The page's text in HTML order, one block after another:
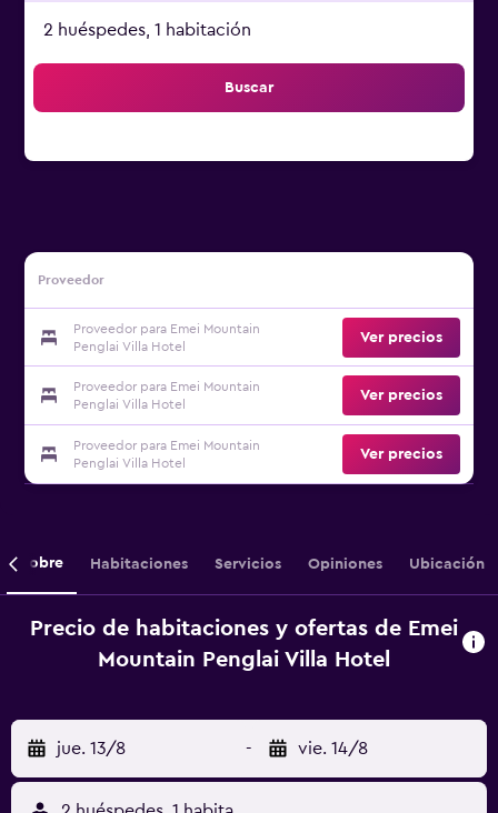
2 huéspedes, 1 habitación
Buscar
Proveedor
Proveedor para Emei Mountain
Penglai Villa Hotel
Ver precios
Proveedor para Emei Mountain
Penglai Villa Hotel
Ver precios
Proveedor para Emei Mountain
Penglai Villa Hotel
Ver precios
Sobre Habitaciones Servicios Opiniones Ubicación
Precio de habitaciones y ofertas de Emei
Mountain Penglai Villa Hotel
jue. 13/8 - vie. 14/8